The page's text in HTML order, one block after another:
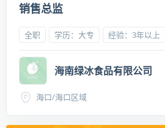
销售总监
全职 学历：大专 经验：3年以上
海南绿冰食品有限公司
海口/海口区域